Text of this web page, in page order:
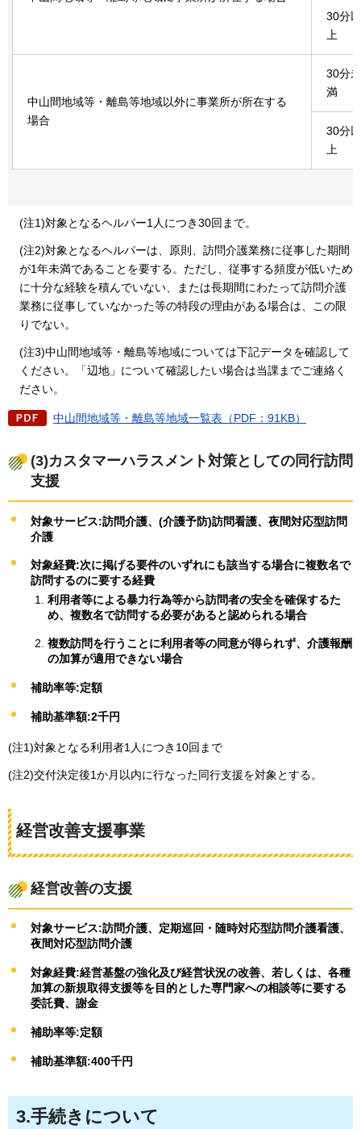
30分以
上
中山間地域等・離島等地域以外に事業所が所在する
場合
30分未
満
30分以
上
(注1)対象となるヘルパー1人につき30回まで。
(注2)対象となるヘルパーは、原則、訪問介護業務に従事した期間
が1年未満であることを要する。ただし、従事する頻度が低いため
に十分な経験を積んでいない、または長期間にわたって訪問介護
業務に従事していなかった等の特段の理由がある場合は、この限
りでない。
(注3)中山間地域等・離島等地域については下記データを確認して
ください。「辺地」について確認したい場合は当課までご連絡く
ださい。
中山間地域等・離島等地域一覧表（PDF：91KB）
(3)カスタマーハラスメント対策としての同行訪問
支援
対象サービス:訪問介護、(介護予防)訪問看護、夜間対応型訪問
介護
対象経費:次に掲げる要件のいずれにも該当する場合に複数名で
訪問するのに要する経費
利用者等による暴力行為等から訪問者の安全を確保するた
め、複数名で訪問する必要があると認められる場合
複数訪問を行うことに利用者等の同意が得られず、介護報酬
の加算が適用できない場合
補助率等:定額
補助基準額:2千円
(注1)対象となる利用者1人につき10回まで
(注2)交付決定後1か月以内に行なった同行支援を対象とする。
経営改善支援事業
経営改善の支援
対象サービス:訪問介護、定期巡回・随時対応型訪問介護看護、
夜間対応型訪問介護
対象経費:経営基盤の強化及び経営状況の改善、若しくは、各種
加算の新規取得支援等を目的とした専門家への相談等に要する
委託費、謝金
補助率等:定額
補助基準額:400千円
3.手続きについて